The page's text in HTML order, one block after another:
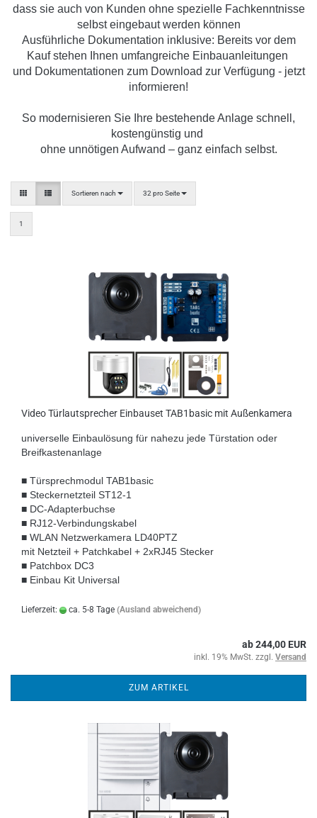
dass sie auch von Kunden ohne spezielle Fachkenntnisse
selbst eingebaut werden können
Ausführliche Dokumentation inklusive: Bereits vor dem
Kauf stehen Ihnen umfangreiche Einbauanleitungen
und Dokumentationen zum Download zur Verfügung - jetzt
informieren!
So modernisieren Sie Ihre bestehende Anlage schnell,
kostengünstig und
ohne unnötigen Aufwand – ganz einfach selbst.
Sortieren nach
Sortieren nach 32 pro Seite
pro Seite
1
Video Türlautsprecher Einbauset TAB1basic mit Außenkamera
universelle Einbaulösung für nahezu jede Türstation oder
Breifkastenanlage
■ Türsprechmodul TAB1basic
■ Steckernetzteil ST12-1
■ DC-Adapterbuchse
■ RJ12-Verbindungskabel
■ WLAN Netzwerkamera LD40PTZ
mit Netzteil + Patchkabel + 2xRJ45 Stecker
■ Patchbox DC3
■ Einbau Kit Universal
Lieferzeit: ca. 5-8 Tage (Ausland abweichend)
ab 244,00 EUR
inkl. 19% MwSt. zzgl. Versand
ZUM ARTIKEL